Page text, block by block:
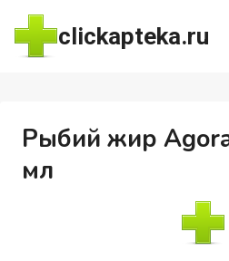
Перейти
содержимому
clickapteka.ru
Рыбий жир
мл